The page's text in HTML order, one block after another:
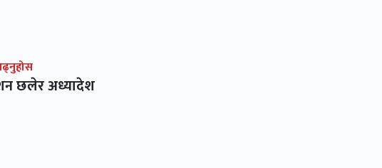
छलेर अध्यादेश